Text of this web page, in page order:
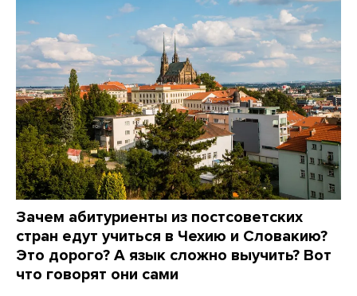
Зачем абитуриенты из постсоветских
стран едут учиться в Чехию и Словакию?
Это дорого? А язык сложно выучить? Вот
что говорят они сами